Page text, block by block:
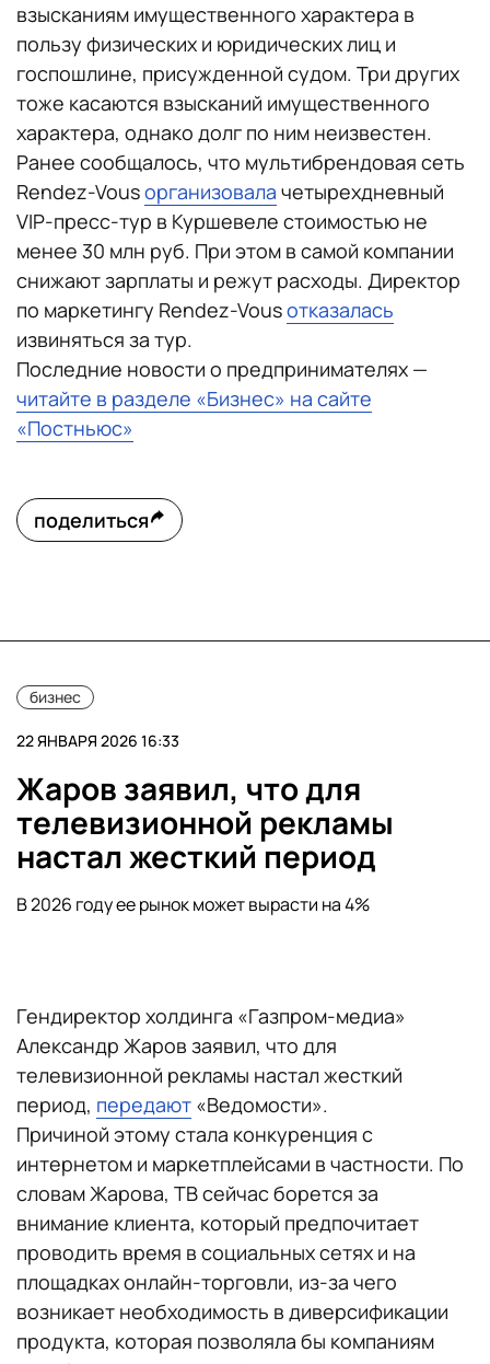
взысканиям имущественного характера в
пользу физических и юридических лиц и
госпошлине, присужденной судом. Три других
тоже касаются взысканий имущественного
характера, однако долг по ним неизвестен.
Ранее сообщалось, что мультибрендовая сеть
Rendez-Vousорганизовала четырехдневный
VIP-пресс-тур в Куршевеле стоимостью не
менее 30 млн руб. При этом в самой компании
снижают зарплаты и режут расходы. Директор
по маркетингу Rendez-Vousотказалась
извиняться за тур.
Последние новости о предпринимателях —
читайте в разделе «Бизнес» на сайте
«Постньюс»
поделиться
бизнес
22 ЯНВАРЯ 2026 16:33
Жаров заявил, что для
телевизионной рекламы
настал жесткий период
В 2026 году ее рынок может вырасти на 4%
Гендиректор холдинга «Газпром-медиа»
Александр Жаров заявил, что для
телевизионной рекламы настал жесткий
период, передают «Ведомости».
Причиной этому стала конкуренция с
интернетом и маркетплейсами в частности. По
словам Жарова, ТВ сейчас борется за
внимание клиента, который предпочитает
проводить время в социальных сетях и на
площадках онлайн-торговли, из-за чего
возникает необходимость в диверсификации
продукта, которая позволяла бы компаниям